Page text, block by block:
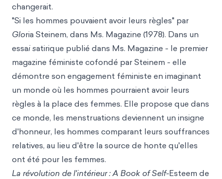
changerait.
"Si les hommes pouvaient avoir leurs règles" par
Gloria Steinem, dans Ms. Magazine (1978). Dans un
essai satirique publié dans Ms. Magazine - le premier
magazine féministe cofondé par Steinem - elle
démontre son engagement féministe en imaginant
un monde où les hommes pourraient avoir leurs
règles à la place des femmes. Elle propose que dans
ce monde, les menstruations deviennent un insigne
d'honneur, les hommes comparant leurs souffrances
relatives, au lieu d'être la source de honte qu'elles
ont été pour les femmes.
La révolution de l'intérieur : A Book of Self-Esteem de